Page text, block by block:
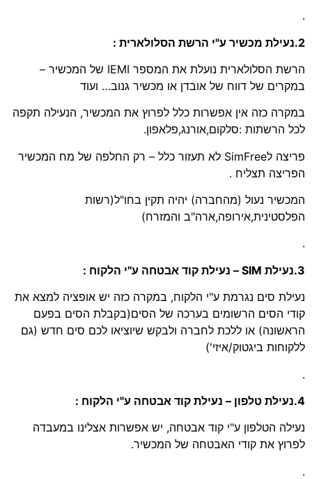
.
2.נעילת מכשיר ע"י הרשת הסלולארית :
הרשת הסלולארית נועלת את המספר IEMI של המכשיר –
במקרים של דווח של אובדן או מכשיר גנוב… ועוד
במקרה כזה אין אפשרות כלל לפרוץ את המכשיר, הנעילה תקפה
לכל הרשתות :סלקום,אורנג,פלאפון.
פריצה לSimFree לא תעזור כלל – רק החלפה של מח המכשיר
הפריצה תצליח .
המכשיר נעול (מהחברה) יהיה תקין בחו"ל(רשות
הפלסטינית,אירופה,ארה"ב והמזרח)
.
3.נעילת SIM – נעילת קוד אבטחה ע"י הלקוח :
נעילת סים נגרמת ע"י הלקוח, במקרה כזה יש אופציה למצא את
קודי הסים הרשומים בערכה של הסים(בקבלת הסים בפעם
הראשונה) או ללכת לחברה ולבקש שיוציאו לכם סים חדש (גם
ללקוחות ביגטוק/איזי')
.
4.נעילת טלפון – נעילת קוד אבטחה ע"י הלקוח :
נעילה הטלפון ע"י קוד אבטחה, יש אפשרות אצלינו במעבדה
לפרוץ את קודי האבטחה של המכשיר.
.